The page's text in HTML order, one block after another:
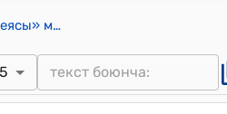
КР Өкмөтүнүн 2015-жылдын 30-апрелиндеги № 190-б («Баатырлар аллеясы» мемориалдык комплексин тургузуу үчүн каражат бөлүнүү жөнүндө) буйругу